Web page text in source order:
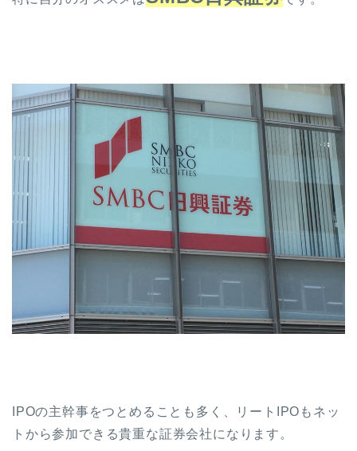
IPOの主幹事をつとめることも多く、リートIPOもネッ
トから参加できる貴重な証券会社になります。